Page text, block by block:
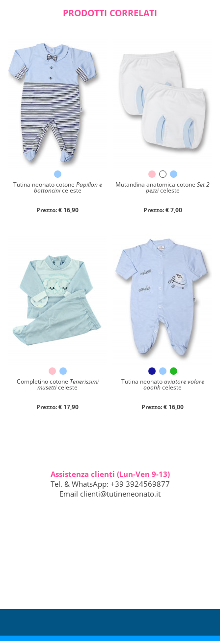
PRODOTTI CORRELATI
Tutina neonato cotone Papillon e
bottonciniceleste
Prezzo: € 16,90
Mutandina anatomica cotone Set 2
pezziceleste
Prezzo: € 7,00
Completino cotone Tenerissimi
musetticeleste
Prezzo: € 17,90
Tutina neonatoaviatore volare
ooohhceleste
Prezzo: € 16,00
Assistenza clienti (Lun-Ven 9-13)
Tel. & WhatsApp: +39 3924569877
Email clienti@tutineneonato.it